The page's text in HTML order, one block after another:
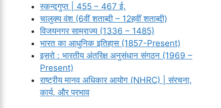
स्कन्दगुप्त | 455 – 467 ई.
चालुक्य वंश (6वीं शताब्दी – 12हवीं शताब्दी)
विजयनगर साम्राज्य (1336 – 1485)
भारत का आधुनिक इतिहास (1857-Present)
इसरो : भारतीय अंतरिक्ष अनुसंधान संगठन (1969 –
Present)
राष्ट्रीय मानव अधिकार आयोग (NHRC) | संरचना,
कार्य, और प्रभाव